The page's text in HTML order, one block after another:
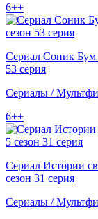
6++
Сериал Соник Бум
53 серия
Сериалы /
6++
Сериал Истории
сезон 31 серия
Сериалы /